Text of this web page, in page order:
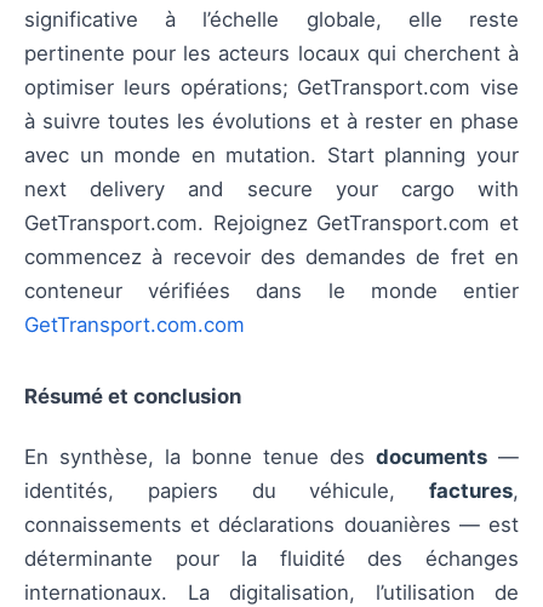
significative à l’échelle globale, elle reste
pertinente pour les acteurs locaux qui cherchent à
optimiser leurs opérations; GetTransport.com vise
à suivre toutes les évolutions et à rester en phase
avec un monde en mutation. Start planning your
next delivery and secure your cargo with
GetTransport.com. Rejoignez GetTransport.com et
commencez à recevoir des demandes de fret en
conteneur vérifiées dans le monde entier
GetTransport.com.com
Résumé et conclusion
En synthèse, la bonne tenue des documents —
identités, papiers du véhicule, factures,
connaissements et déclarations douanières — est
déterminante pour la fluidité des échanges
internationaux. La digitalisation, l’utilisation de